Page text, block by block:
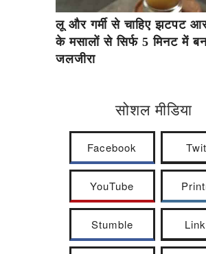
लू और गर्मी से चाहिए झटपट
के मसालों से सिर्फ 5 मिनट में
जलजीरा
सोशल मीडिया
Facebook
YouTube
Stumble